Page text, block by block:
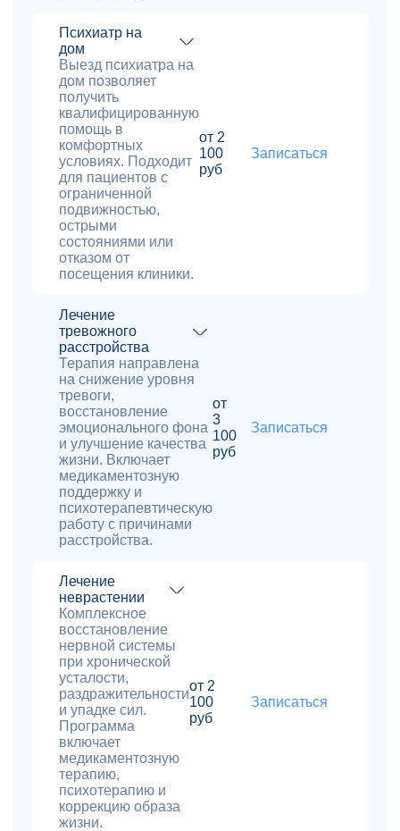
Психиатр на
дом
Выезд психиатра на
дом позволяет
получить
квалифицированную
помощь в
комфортных
условиях. Подходит
для пациентов с
ограниченной
подвижностью,
острыми
состояниями или
отказом от
посещения клиники.
от 2
100
руб
Записаться
Лечение
тревожного
расстройства
Терапия направлена
на снижение уровня
тревоги,
восстановление
эмоционального фона
и улучшение качества
жизни. Включает
медикаментозную
поддержку и
психотерапевтическую
работу с причинами
расстройства.
от
3
100
руб
Записаться
Лечение
неврастении
Комплексное
восстановление
нервной системы
при хронической
усталости,
раздражительности
и упадке сил.
Программа
включает
медикаментозную
терапию,
психотерапию и
коррекцию образа
жизни.
от 2
100
руб
Записаться